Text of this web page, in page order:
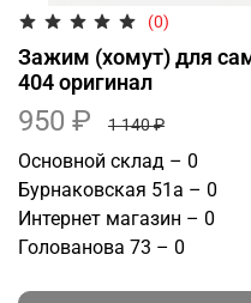
(0)
Зажим (хомут) для
404 оригинал
950 ₽ 1 140 ₽
Основной склад – 0
Бурнаковская 51а – 0
Интернет магазин – 0
Голованова 73 – 0